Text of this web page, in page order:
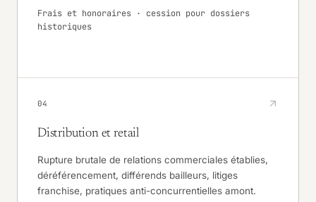
Frais et honoraires · cession pour dossiers
historiques
04
Distribution et retail
Rupture brutale de relations commerciales établies,
déréférencement, différends bailleurs, litiges
franchise, pratiques anti-concurrentielles amont.